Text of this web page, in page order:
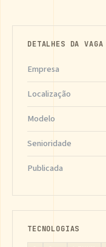
DETALHES DA VAGA
Empresa
Localização
Modelo
Senioridade
Publicada
TECNOLOGIAS